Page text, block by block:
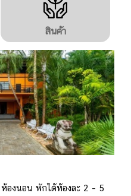
สินค้า
องนอน พักได้ห้องละ 2 – 5